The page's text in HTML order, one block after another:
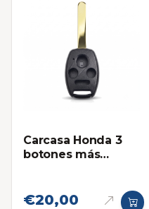
Carcasa Honda 3
botones más
€20,00